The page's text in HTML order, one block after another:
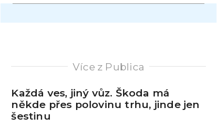
Více z Publica
Každá ves, jiný vůz. Škoda má
někde přes polovinu trhu, jinde jen
šestinu